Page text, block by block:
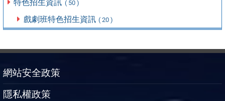
特色招生資訊 ( 50 )
戲劇班特色招生資訊 ( 20 )
網站安全政策
隱私權政策